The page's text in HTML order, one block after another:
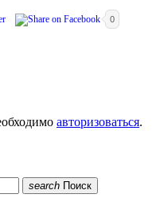
0
авторизоваться.
search Поиск